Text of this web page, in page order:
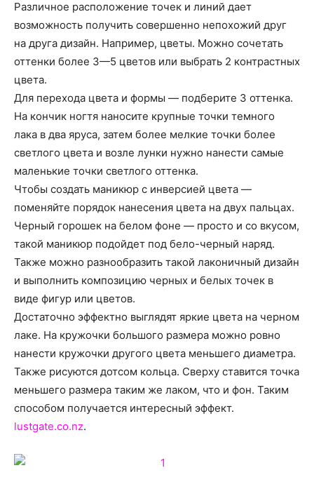
Различное расположение точек и линий дает
возможность получить совершенно непохожий друг
на друга дизайн. Например, цветы. Можно сочетать
оттенки более 3—5 цветов или выбрать 2 контрастных
цвета.
Для перехода цвета и формы — подберите 3 оттенка.
На кончик ногтя наносите крупные точки темного
лака в два яруса, затем более мелкие точки более
светлого цвета и возле лунки нужно нанести самые
маленькие точки светлого оттенка.
Чтобы создать маникюр с инверсией цвета —
поменяйте порядок нанесения цвета на двух пальцах.
Черный горошек на белом фоне — просто и со вкусом,
такой маникюр подойдет под бело-черный наряд.
Также можно разнообразить такой лаконичный дизайн
и выполнить композицию черных и белых точек в
виде фигур или цветов.
Достаточно эффектно выглядят яркие цвета на черном
лаке. На кружочки большого размера можно ровно
нанести кружочки другого цвета меньшего диаметра.
Также рисуются дотсом кольца. Сверху ставится точка
меньшего размера таким же лаком, что и фон. Таким
способом получается интересный эффект.
lustgate.co.nz.